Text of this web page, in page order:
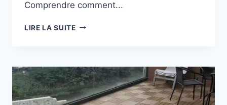
Comprendre comment...
LIRE LA SUITECOMMENT
DES
TERRASSES
EN
COMPOSITE